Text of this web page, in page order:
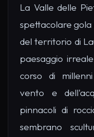
La Valle delle
spettacolare gola
del territorio di
paesaggio
corso di
vento e
pinnacoli di
sembrano